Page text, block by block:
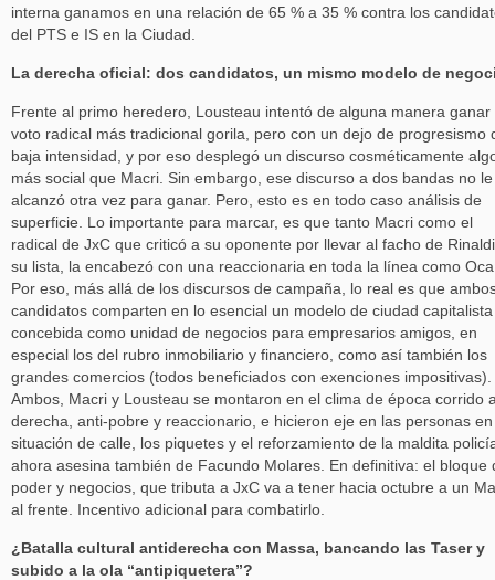
interna ganamos en una relación de 65 % a 35 % contra los
del PTS e IS en la Ciudad.
La derecha oficial: dos candidatos, un mismo modelo de
Frente al primo heredero, Lousteau intentó de alguna manera ganar
voto radical más tradicional gorila, pero con un dejo de progresismo
baja intensidad, y por eso desplegó un discurso cosméticamente
más social que Macri. Sin embargo, ese discurso a dos bandas no le
alcanzó otra vez para ganar. Pero, esto es en todo caso análisis de
superficie. Lo importante para marcar, es que tanto Macri como el
radical de JxC que criticó a su oponente por llevar al facho de
su lista, la encabezó con una reaccionaria en toda la línea como
Por eso, más allá de los discursos de campaña, lo real es que
candidatos comparten en lo esencial un modelo de ciudad capitalista
concebida como unidad de negocios para empresarios amigos, en
especial los del rubro inmobiliario y financiero, como así también los
grandes comercios (todos beneficiados con exenciones impositivas).
Ambos, Macri y Lousteau se montaron en el clima de época corrido
derecha, anti-pobre y reaccionario, e hicieron eje en las personas en
situación de calle, los piquetes y el reforzamiento de la maldita
ahora asesina también de Facundo Molares. En definitiva: el bloque
poder y negocios, que tributa a JxC va a tener hacia octubre a un
al frente. Incentivo adicional para combatirlo.
¿Batalla cultural antiderecha con Massa, bancando las Taser y
subido a la ola “antipiquetera”?